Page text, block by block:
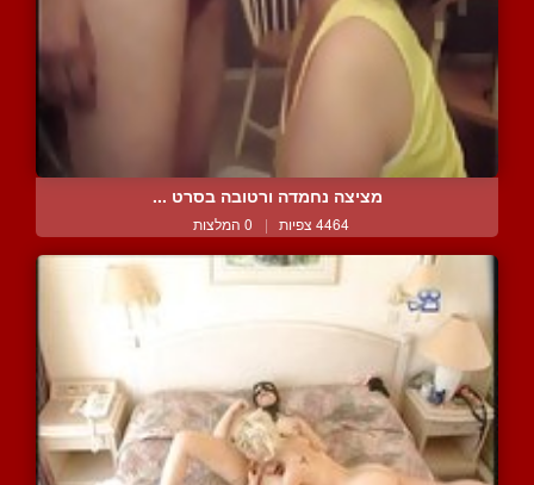
מציצה נחמדה ורטובה בסרט ...
4464 צפיות | 0 המלצות